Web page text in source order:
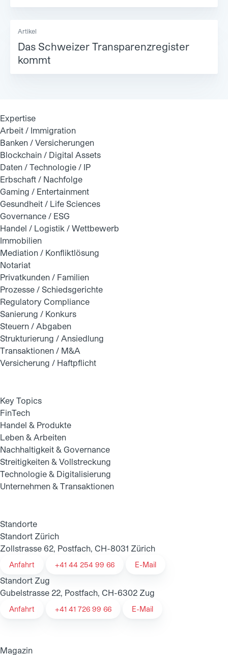
Artikel
Das Schweizer Transparenzregister
kommt
Expertise
Arbeit / Immigration
Banken / Versicherungen
Blockchain / Digital Assets
Daten / Technologie / IP
Erbschaft / Nachfolge
Gaming / Entertainment
Gesundheit / Life Sciences
Governance / ESG
Handel / Logistik / Wettbewerb
Immobilien
Mediation / Konfliktlösung
Notariat
Privatkunden / Familien
Prozesse / Schiedsgerichte
Regulatory Compliance
Sanierung / Konkurs
Steuern / Abgaben
Strukturierung / Ansiedlung
Transaktionen / M&A
Versicherung / Haftpflicht
Key Topics
FinTech
Handel & Produkte
Leben & Arbeiten
Nachhaltigkeit & Governance
Streitigkeiten & Vollstreckung
Technologie & Digitalisierung
Unternehmen & Transaktionen
Standorte
Standort Zürich
Zollstrasse 62, Postfach, CH-8031 Zürich
Anfahrt +41 44 254 99 66 E-Mail
Standort Zug
Gubelstrasse 22, Postfach, CH-6302 Zug
Anfahrt +41 41 726 99 66 E-Mail
Magazin